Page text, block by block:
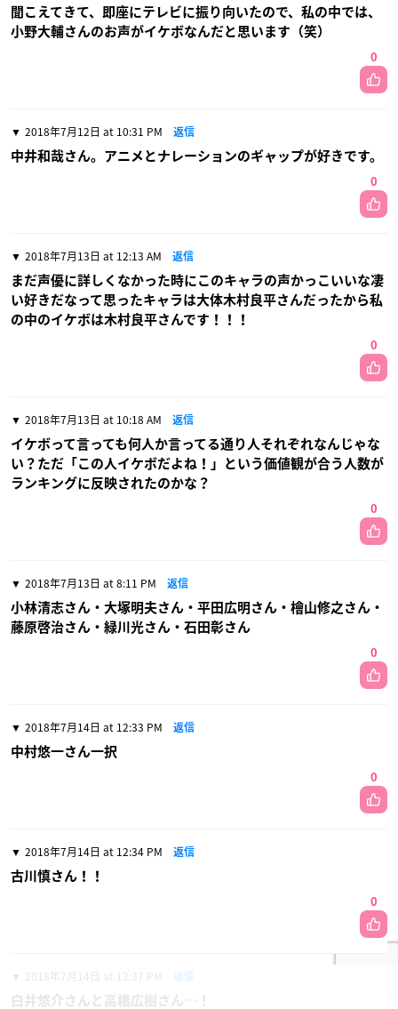
聞こえてきて、即座にテレビに振り向いたので、私の中では、
小野大輔さんのお声がイケボなんだと思います（笑）
0
2018年7月12日 at 10:31 PM 返信
中井和哉さん。アニメとナレーションのギャップが好きです。
0
2018年7月13日 at 12:13 AM 返信
まだ声優に詳しくなかった時にこのキャラの声かっこいいな凄
い好きだなって思ったキャラは大体木村良平さんだったから私
の中のイケボは木村良平さんです！！！
0
2018年7月13日 at 10:18 AM 返信
イケボって言っても何人か言ってる通り人それぞれなんじゃな
い？ただ「この人イケボだよね！」という価値観が合う人数が
ランキングに反映されたのかな？
0
2018年7月13日 at 8:11 PM 返信
小林清志さん・大塚明夫さん・平田広明さん・檜山修之さん・
藤原啓治さん・緑川光さん・石田彰さん
0
2018年7月14日 at 12:33 PM 返信
中村悠一さん一択
0
2018年7月14日 at 12:34 PM 返信
古川慎さん！！
0
2018年7月14日 at 12:37 PM 返信
白井悠介さんと高橋広樹さん…！